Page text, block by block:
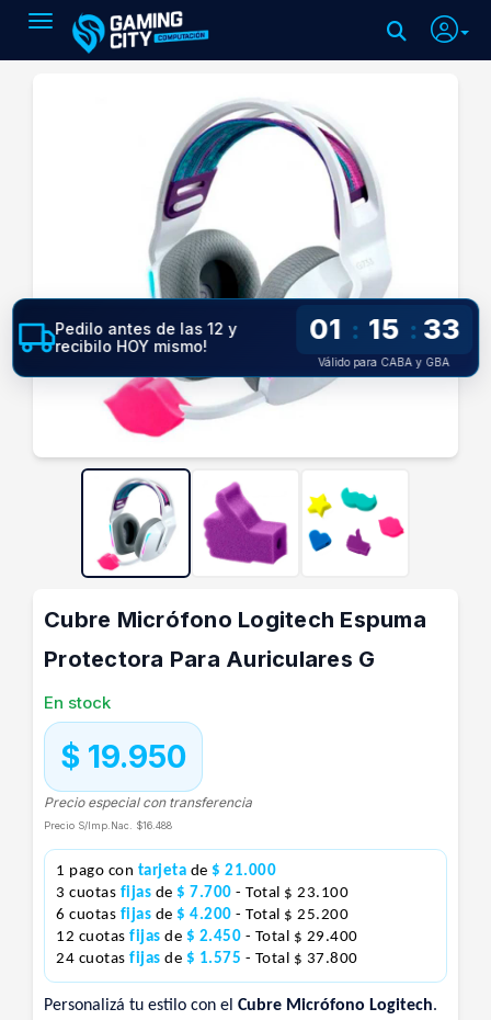
Toggle navigation
Cubre Micrófono Logitech Espuma
Protectora Para Auriculares G
En stock
$ 19.950
Precio especial con transferencia
Precio S/Imp.Nac. $16.488
1 pago con tarjeta de $ 21.000
3 cuotas fijas de $ 7.700 - Total $ 23.100
6 cuotas fijas de $ 4.200 - Total $ 25.200
12 cuotas fijas de $ 2.450 - Total $ 29.400
24 cuotas fijas de $ 1.575 - Total $ 37.800
Personalizá tu estilo con el Cubre Micrófono Logitech.
Pedilo antes de las 12 y
recibilo HOY mismo!
01 : 15 : 32
Válido para CABA y GBA